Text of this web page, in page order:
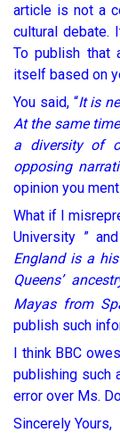
article is not a
cultural debate.
To publish that
itself based on
You said, “It is
At the same
a diversity of
opposing
opinion you
What if I
University ”
England is a
Queens’
Mayas from
publish such
I think BBC
publishing such
error over Ms.
Sincerely Yours,